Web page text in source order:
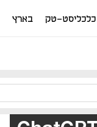
כלכליסט-טק בארץ